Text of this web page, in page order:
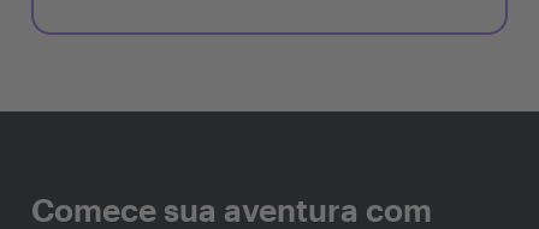
Comece sua aventura com